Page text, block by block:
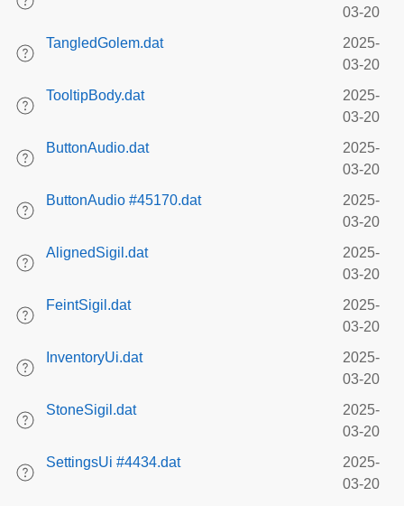
03-20
TangledGolem.dat
2025-
03-20
TooltipBody.dat
2025-
03-20
ButtonAudio.dat
2025-
03-20
ButtonAudio #45170.dat
2025-
03-20
AlignedSigil.dat
2025-
03-20
FeintSigil.dat
2025-
03-20
InventoryUi.dat
2025-
03-20
StoneSigil.dat
2025-
03-20
SettingsUi #4434.dat
2025-
03-20